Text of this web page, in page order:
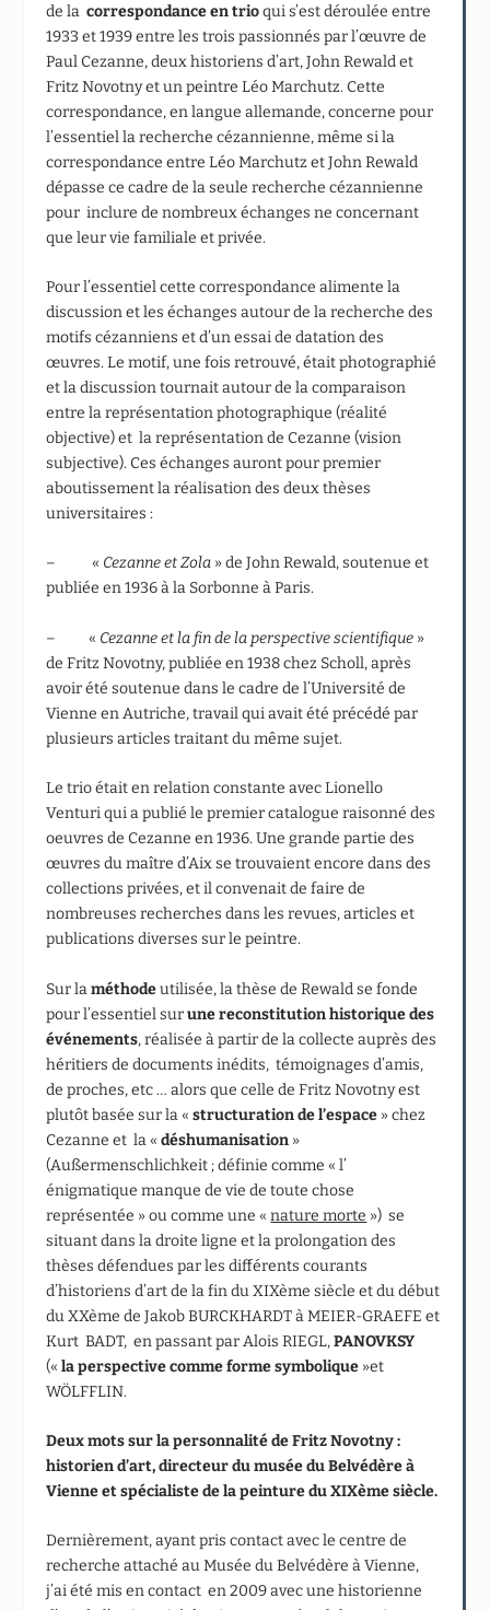
de lacorrespondance en trioqui s’est déroulée entre
1933 et 1939 entre les trois passionnés par l’œuvre de
Paul Cezanne, deux historiens d’art, John Rewald et
Fritz Novotny et un peintre Léo Marchutz. Cette
correspondance, en langue allemande, concerne pour
l’essentiel la recherche cézannienne, même si la
correspondance entre Léo Marchutz et John Rewald
dépasse ce cadre de la seule recherche cézannienne
pour inclure de nombreux échanges ne concernant
que leur vie familiale et privée.
Pour l’essentiel cette correspondance alimente la
discussion et les échanges autour de la recherche des
motifs cézanniens et d’un essai de datation des
œuvres. Le motif, une fois retrouvé, était photographié
et la discussion tournait autour de la comparaison
entre la représentation photographique (réalité
objective) et la représentation de Cezanne (vision
subjective). Ces échanges auront pour premier
aboutissement la réalisation des deux thèses
universitaires :
– « Cezanne et Zola » de John Rewald, soutenue et
publiée en 1936 à la Sorbonne à Paris.
– « Cezanne et la fin de la perspective scientifique »
de Fritz Novotny, publiée en 1938 chez Scholl, après
avoir été soutenue dans le cadre de l’Université de
Vienne en Autriche, travail qui avait été précédé par
plusieurs articles traitant du même sujet.
Le trio était en relation constante avec Lionello
Venturi qui a publié le premier catalogue raisonné des
oeuvres de Cezanne en 1936. Une grande partie des
œuvres du maître d’Aix se trouvaient encore dans des
collections privées, et il convenait de faire de
nombreuses recherches dans les revues, articles et
publications diverses sur le peintre.
Sur laméthodeutilisée, la thèse de Rewald se fonde
pour l’essentiel surune reconstitution historique des
événements, réalisée à partir de la collecte auprès des
héritiers de documents inédits, témoignages d’amis,
de proches, etc … alors que celle de Fritz Novotny est
plutôt basée sur la «structuration de l’espace » chez
Cezanne et la «déshumanisation »
(Außermenschlichkeit ; définie comme « l’
énigmatique manque de vie de toute chose
représentée » ou comme une «nature morte ») se
situant dans la droite ligne et la prolongation des
thèses défendues par les différents courants
d’historiens d’art de la fin du XIXème siècle et du début
du XXème de Jakob BURCKHARDT à MEIER-GRAEFE et
Kurt BADT, en passant par Alois RIEGL,PANOVKSY
(«la perspective comme forme symbolique »et
WÖLFFLIN.
Deux mots sur la personnalité de Fritz Novotny :
historien d’art, directeur du musée du Belvédère à
Vienne et spécialiste de la peinture du XIXème siècle.
Dernièrement, ayant pris contact avec le centre de
recherche attaché au Musée du Belvédère à Vienne,
j’ai été mis en contact en 2009 avec une historienne